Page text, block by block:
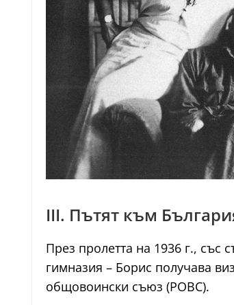
III. Пътят към
През пролетта на 1936 г., със
гимназия – Борис получава
общовоински съюз (РОВС).